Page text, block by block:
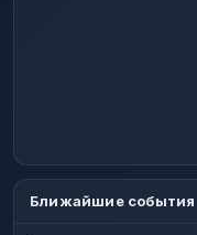
Ближайшие события